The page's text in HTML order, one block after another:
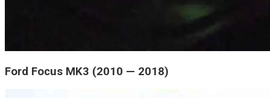
Ford Focus MK3 (2010 — 2018)